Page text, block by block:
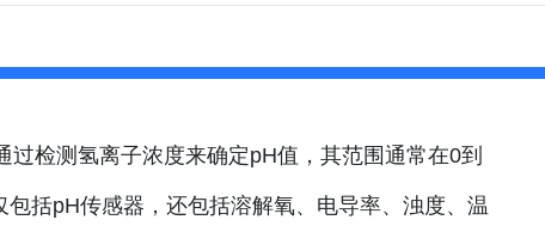
过检测氢离子浓度来确定pH值，其范围通常在0到
括pH传感器，还包括溶解氧、电导率、浊度、温